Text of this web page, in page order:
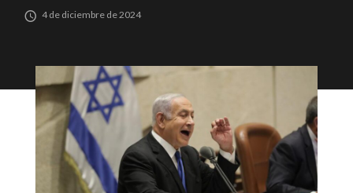
4 de diciembre de 2024